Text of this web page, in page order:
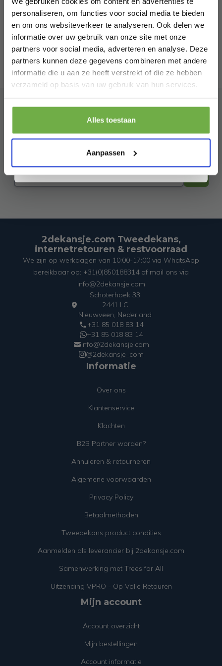
personaliseren, om functies voor social media te bieden
en om ons websiteverkeer te analyseren. Ook delen we
informatie over uw gebruik van onze site met onze
partners voor social media, adverteren en analyse. Deze
partners kunnen deze gegevens combineren met andere
informatie die u aan ze heeft verstrekt of die ze hebben
verzameld op basis van uw gebruik van hun services.
Alles toestaan
Aanpassen
Abonneer je op onze
nieuwsbrief
Blijf op de hoogte van onze laatste acties!
2dekansje.com Tweedekans,
internetretouren & restvoorraad
We zijn op werkdagen van 10:00-17:00 via WhatsApp
bereikbaar op: +31(0)850188314 of mail ons via
info@2dekansje.com
Schoterhoek 33
2441 LC
Nieuwveen, Nederland
+31 85 018 83 14
+31 85 018 83 14
info@2dekansje.com
@2dekansje_com
Informatie
Over ons
Klantenservice
Klachten
B2B Partner worden?
Annuleren & retourneren
Algemene voorwaarden
Privacy Policy
Betaalmethoden
Tweedekans product condities
Aanmelden als leverancier bij 2dekansje.com
Samenwerking met Trees for All
Uitzending VPRO - Op Volle Retouren
Mijn account
Account overzicht
Mijn bestellingen
Account informatie
Laat ons weten wanneer je jarig bent
Pak € 5,- korting
. Je kunt je op elk moment weer afmelden.